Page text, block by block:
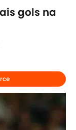
gols na